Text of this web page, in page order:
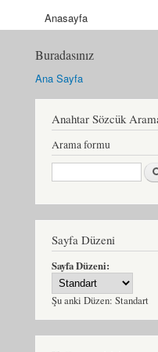
Anasayfa
Buradasınız
Ana Sayfa
Anahtar Sözcük
Arama formu
Ara
Sayfa Düzeni
Sayfa Düzeni:
Şu anki Düzen: Standart